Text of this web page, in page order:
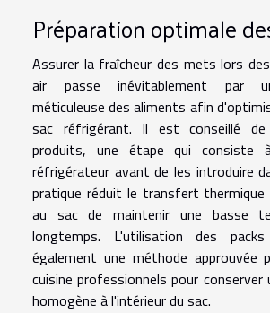
Préparation optimale
Assurer la fraîcheur des mets lors
air passe inévitablement par
méticuleuse des aliments afin
sac réfrigérant. Il est conseillé de
produits, une étape qui consiste
réfrigérateur avant de les introduire
pratique réduit le transfert
au sac de maintenir une basse
longtemps. L'utilisation des
également une méthode approuvée
cuisine professionnels pour conserver
homogène à l'intérieur du sac.